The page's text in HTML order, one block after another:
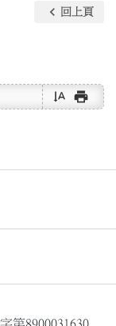
keyboard_arrow_left 回上頁
text_rotate_vertical print
第8900031630